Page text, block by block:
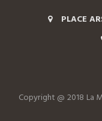
PLACE
Copyright @ 2018 La